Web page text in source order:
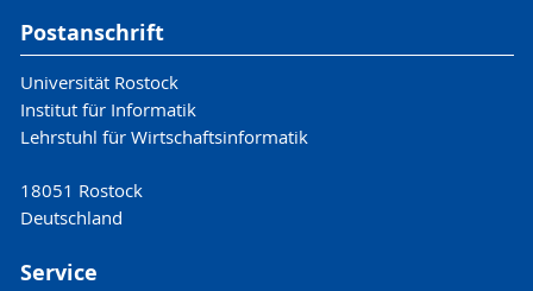
Postanschrift
Universität Rostock
Institut für Informatik
Lehrstuhl für Wirtschaftsinformatik
18051 Rostock
Deutschland
Service